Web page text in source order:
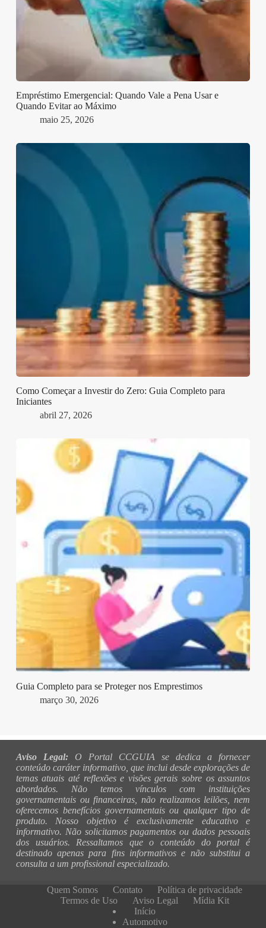
Empréstimo Emergencial: Quando Vale a Pena Usar e
Quando Evitar ao Máximo
maio 25, 2026
Como Começar a Investir do Zero: Guia Completo para
Iniciantes
abril 27, 2026
Guia Completo para se Proteger nos Emprestimos
março 30, 2026
Aviso Legal: O Portal CCGUIA se dedica a fornecer
conteúdo caráter informativo, que inclui desde explorações de
temas atuais até reflexões e visões gerais sobre os assuntos
abordados. Não temos vínculos com instituições
governamentais ou financeiras, não realizamos leilões, nem
oferecemos benefícios governamentais ou qualquer tipo de
produto. Nosso objetivo é exclusivamente educativo e
informativo. Não solicitamos pagamentos ou dados pessoais
dos usuários. Ressaltamos que o conteúdo do portal é
destinado apenas para fins informativos e não substitui a
consulta a um profissional especializado.
Quem Somos Contato
Política de privacidade
Termos de Uso
Aviso Legal
Mídia Kit
Início
Automotivo